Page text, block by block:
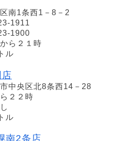
南1条西1－8－2
1911
1900
ら２１時
ル
中央区北8条西14－28
２２時
ル
南2条店